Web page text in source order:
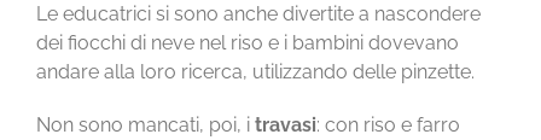
Le educatrici si sono anche divertite a nascondere
dei fiocchi di neve nel riso e i bambini dovevano
andare alla loro ricerca, utilizzando delle pinzette.
Non sono mancati, poi, i travasi: con riso e farro